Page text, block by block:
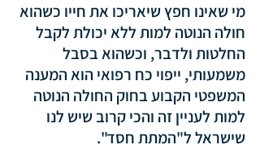
מי שאינו חפץ שיאריכו את חייו כשהוא
חולה הנוטה למות ללא יכולת לקבל
החלטות ולדבר, וכשהוא בסבל
משמעותי, ייפוי כח רפואי הוא המענה
המשפטי הקבוע בחוק החולה הנוטה
למות לעניין זה והכי קרוב שיש לנו
שישראל ל"המתת חסד".